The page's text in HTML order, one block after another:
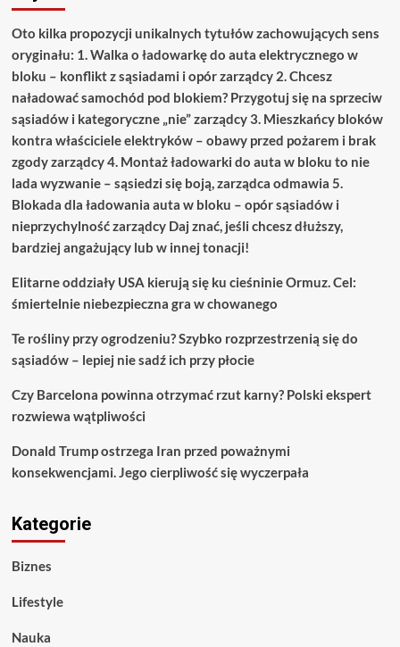
Oto kilka propozycji unikalnych tytułów zachowujących sens
oryginału: 1. Walka o ładowarkę do auta elektrycznego w
bloku – konflikt z sąsiadami i opór zarządcy 2. Chcesz
naładować samochód pod blokiem? Przygotuj się na sprzeciw
sąsiadów i kategoryczne „nie” zarządcy 3. Mieszkańcy bloków
kontra właściciele elektryków – obawy przed pożarem i brak
zgody zarządcy 4. Montaż ładowarki do auta w bloku to nie
lada wyzwanie – sąsiedzi się boją, zarządca odmawia 5.
Blokada dla ładowania auta w bloku – opór sąsiadów i
nieprzychylność zarządcy Daj znać, jeśli chcesz dłuższy,
bardziej angażujący lub w innej tonacji!
Elitarne oddziały USA kierują się ku cieśninie Ormuz. Cel:
śmiertelnie niebezpieczna gra w chowanego
Te rośliny przy ogrodzeniu? Szybko rozprzestrzenią się do
sąsiadów – lepiej nie sadź ich przy płocie
Czy Barcelona powinna otrzymać rzut karny? Polski ekspert
rozwiewa wątpliwości
Donald Trump ostrzega Iran przed poważnymi
konsekwencjami. Jego cierpliwość się wyczerpała
Kategorie
Biznes
Lifestyle
Nauka